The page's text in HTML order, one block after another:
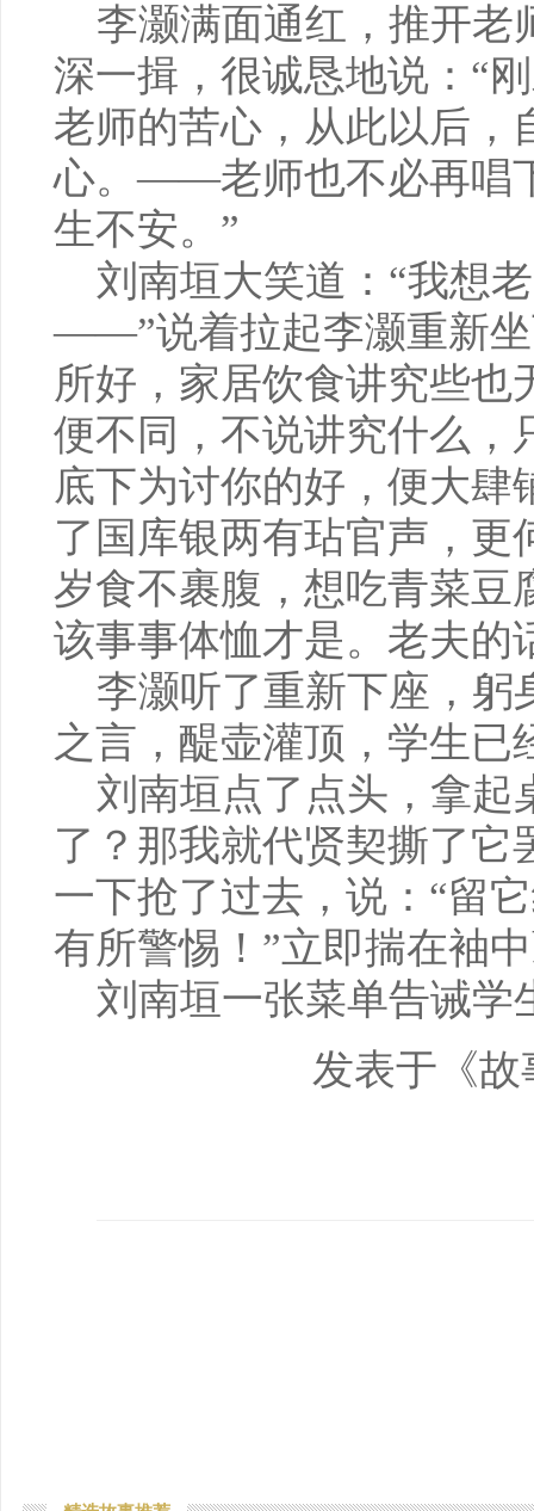
李灏满面通红，推开老
深一揖，很诚恳地说：“
老师的苦心，从此以后，
心。——老师也不必再唱
生不安。”
刘南垣大笑道：“我想
——”说着拉起李灏重新坐
所好，家居饮食讲究些也
便不同，不说讲究什么，
底下为讨你的好，便大肆
了国库银两有玷官声，更
岁食不裹腹，想吃青菜豆
该事事体恤才是。老夫的
李灏听了重新下座，躬
之言，醍壶灌顶，学生已
刘南垣点了点头，拿起
了？那我就代贤契撕了它
一下抢了过去，说：“留
有所警惕！”立即揣在袖
刘南垣一张菜单告诫学
发表于《故事会